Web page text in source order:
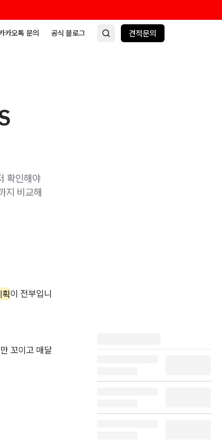
카오톡 문의 공식 블로그 견적문의
확인해야
지 비교해
이 전부입니
꼬이고 매달